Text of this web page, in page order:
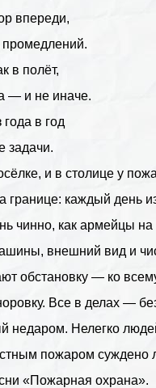
впереди,
в полёт,
— и не иначе.
в год
задачи.
и в столице у
границе: каждый день
чинно, как армейцы на
внешний вид и
обстановку — ко
Все в делах —
недаром. Нелегко
пожаром суждено
«Пожарная охрана».